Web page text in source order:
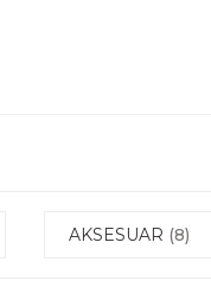
AKSESUAR (8)